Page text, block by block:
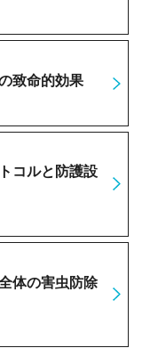
致命的効果
コルと防護設
体の害虫防除